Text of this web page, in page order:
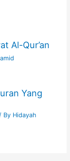
Al-Qur’an
Yang
By Hidayah